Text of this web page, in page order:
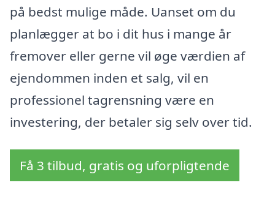
på bedst mulige måde. Uanset om du
planlægger at bo i dit hus i mange år
fremover eller gerne vil øge værdien af
ejendommen inden et salg, vil en
professionel tagrensning være en
investering, der betaler sig selv over tid.
Få 3 tilbud, gratis og uforpligtende